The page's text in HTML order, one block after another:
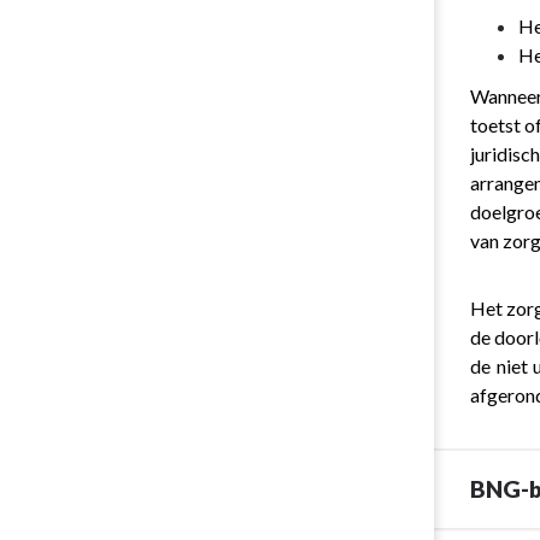
Niet-
afgeronde
trajecten
toetst
van
Het
de
de niet
BNG-